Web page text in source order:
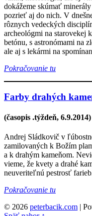
dokážeme skúmať
pozrieť aj do nich. V
rôznych vedeckých
archeológmi na starovekej
betónu, s astronómami na
ale aj s lekármi na
Pokračovanie tu
Farby drahých
(časopis .týždeň, 6.9.2014)
Andrej Sládkovič v
zamilovaných k Božím
a k drahým kameňom.
vieme, že kvety a drahé
neuveriteľnú pestrosť
Pokračovanie tu
Preskočiť
© 2026 peterbacik.com |